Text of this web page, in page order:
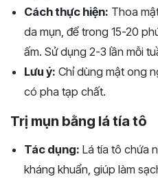
Cách thực hiện: Thoa
da mụn, để trong 15-20
ấm. Sử dụng 2-3 lần mỗi
Lưu ý: Chỉ dùng mật ong
có pha tạp chất.
Trị mụn bằng lá tía tô
Tác dụng: Lá tía tô chứa
kháng khuẩn, giúp làm